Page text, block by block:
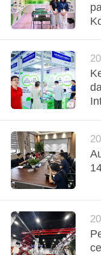
PETA
SITUS
RAHASIA
PRIBADI